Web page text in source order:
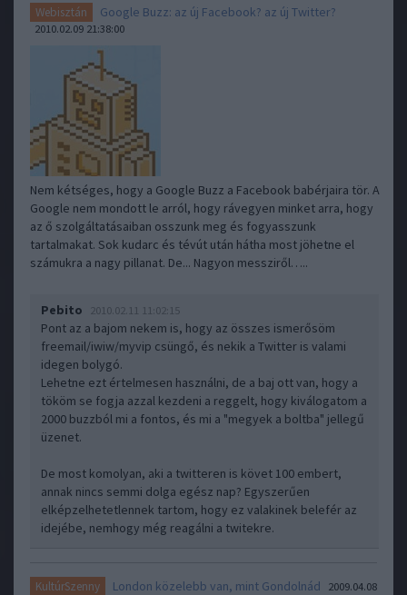
Webisztán Google Buzz: az új Facebook? az új Twitter?
2010.02.09 21:38:00
Nem kétséges, hogy a Google Buzz a Facebook babérjaira tör. A
Google nem mondott le arról, hogy rávegyen minket arra, hogy
az ő szolgáltatásaiban osszunk meg és fogyasszunk
tartalmakat. Sok kudarc és tévút után hátha most jöhetne el
számukra a nagy pillanat. De... Nagyon messziről…..
Pebito 2010.02.11 11:02:15
Pont az a bajom nekem is, hogy az összes ismerősöm
freemail/iwiw/myvip csüngő, és nekik a Twitter is valami
idegen bolygó.
Lehetne ezt értelmesen használni, de a baj ott van, hogy a
tököm se fogja azzal kezdeni a reggelt, hogy kiválogatom a
2000 buzzból mi a fontos, és mi a "megyek a boltba" jellegű
üzenet.
De most komolyan, aki a twitteren is követ 100 embert,
annak nincs semmi dolga egész nap? Egyszerűen
elképzelhetetlennek tartom, hogy ez valakinek belefér az
idejébe, nemhogy még reagálni a twitekre.
KultúrSzenny London közelebb van, mint Gondolnád
2009.04.08